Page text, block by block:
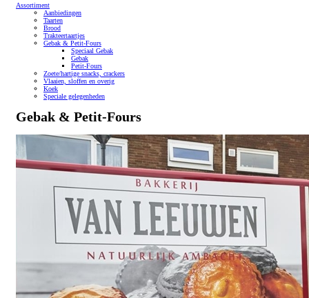
Assortiment
Aanbiedingen
Taarten
Brood
Trakteertaartjes
Gebak & Petit-Fours
Speciaal Gebak
Gebak
Petit-Fours
Zoete/hartige snacks, crackers
Vlaaien, sloffen en overig
Koek
Speciale gelegenheden
Gebak & Petit-Fours